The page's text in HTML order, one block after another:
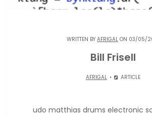
WRITTEN BY AFRIGAL ON 03/05/
Bill Frisell
AFRIGAL ARTICLE
udo matthias drums electronic